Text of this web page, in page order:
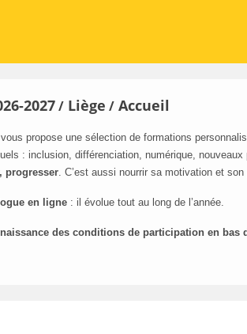
2027/ Liège / Accueil
propose une sélection de formations
: inclusion, différenciation, numérique,
progresser. C’est aussi nourrir sa motivation et son
en ligne : il évolue tout au long de l’année.
des conditions de participation en bas